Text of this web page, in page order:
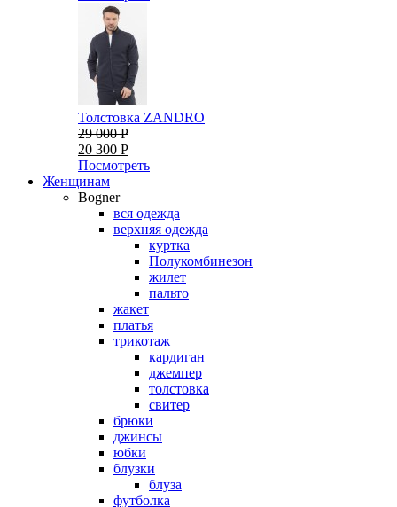
Толстовка ZANDRO
29 000 Р
20 300 Р
Посмотреть
Женщинам
Bogner
вся одежда
верхняя одежда
куртка
Полукомбинезон
жилет
пальто
жакет
платья
трикотаж
кардиган
джемпер
толстовка
свитер
брюки
джинсы
юбки
блузки
блуза
футболка